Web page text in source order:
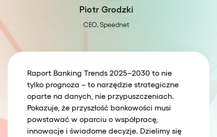
Piotr Grodzki
CEO, Speednet
Raport Banking Trends 2025–2030 to nie
tylko prognoza – to narzędzie strategiczne
oparte na danych, nie przypuszczeniach.
Pokazuje, że przyszłość bankowości musi
powstawać w oparciu o współpracę,
innowacje i świadome decyzje. Dzielimy się